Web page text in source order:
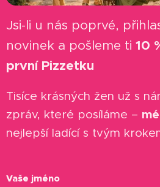
Jsi-li u nás poprvé,
novinek a pošleme ti 10
první Pizzetku
Tisíce krásných žen už s
zpráv, které posíláme –
nejlepší ladící s tvým
Vaše jméno